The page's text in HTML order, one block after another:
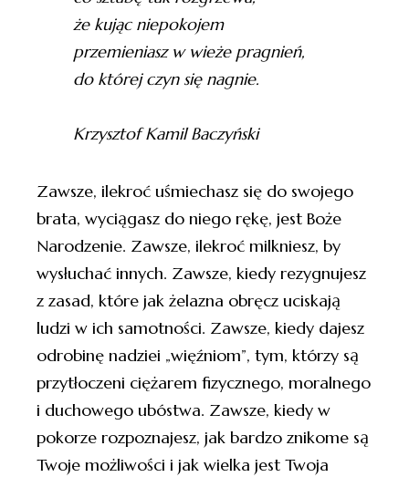
że kując niepokojem
przemieniasz w wieże pragnień,
do której czyn się nagnie.
Krzysztof Kamil Baczyński
Zawsze, ilekroć uśmiechasz się do swojego
brata, wyciągasz do niego rękę, jest Boże
Narodzenie. Zawsze, ilekroć milkniesz, by
wysłuchać innych. Zawsze, kiedy rezygnujesz
z zasad, które jak żelazna obręcz uciskają
ludzi w ich samotności. Zawsze, kiedy dajesz
odrobinę nadziei „więźniom”, tym, którzy są
przytłoczeni ciężarem fizycznego, moralnego
i duchowego ubóstwa. Zawsze, kiedy w
pokorze rozpoznajesz, jak bardzo znikome są
Twoje możliwości i jak wielka jest Twoja